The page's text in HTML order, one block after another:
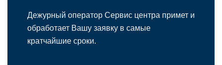
Дежурный оператор Сервис центра примет и
обработает Вашу заявку в самые
кратчайшие сроки.